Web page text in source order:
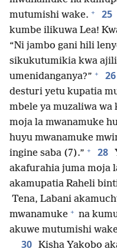
mutumishi wake. + 25
kumbe ilikuwa Lea!
“Ni jambo gani hili
sikukutumikia kwa ajili
umenidanganya?” + 26
desturi yetu kupatia
mbele ya muzaliwa wa
moja la mwanamuke
huyu mwanamuke
ingine saba (7).” + 28
akafurahia juma moja
akamupatia Raheli
Tena, Labani
mwanamuke + na
akuwe mutumishi
30 Kisha Yakobo